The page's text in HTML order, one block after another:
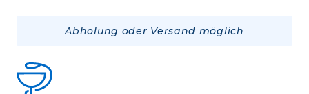
Abholung oder Versand möglich